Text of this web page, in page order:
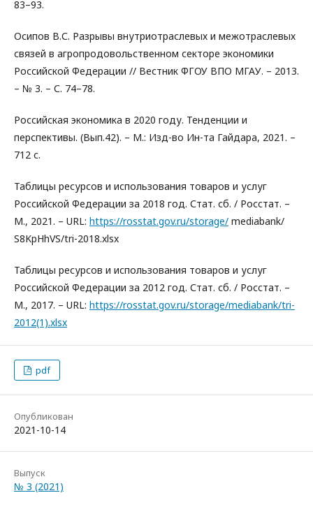
83–93.
Осипов В.С. Разрывы внутриотраслевых и межотраслевых
связей в агропродовольственном секторе экономики
Российской Федерации // Вестник ФГОУ ВПО МГАУ. – 2013.
– № 3. – С. 74–78.
Российская экономика в 2020 году. Тенденции и
перспективы. (Вып.42). – М.: Изд-во Ин-та Гайдара, 2021. –
712 с.
Таблицы ресурсов и использования товаров и услуг
Российской Федерации за 2018 год. Стат. сб. / Росстат. –
М., 2021. – URL: https://rosstat.gov.ru/storage/ mediabank/
S8KpHhVS/tri-2018.xlsx
Таблицы ресурсов и использования товаров и услуг
Российской Федерации за 2012 год. Стат. сб. / Росстат. –
М., 2017. – URL: https://rosstat.gov.ru/storage/mediabank/tri-
2012(1).xlsx
pdf
Опубликован
2021-10-14
Выпуск
№ 3 (2021)